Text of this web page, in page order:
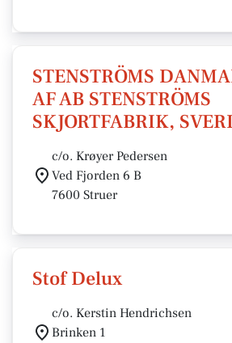
STENSTRÖMS
AF AB STENSTRÖMS
SKJORTFABRIK,
c/o. Krøyer Pedersen
Ved Fjorden 6 B
7600 Struer
Stof Delux
c/o. Kerstin Hendrichsen
Brinken 1